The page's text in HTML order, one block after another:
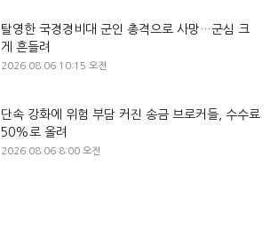
탈영한 국경경비대 군인 총격으로 사망…군심 크
게 흔들려
2026.08.06 10:15 오전
단속 강화에 위험 부담 커진 송금 브로커들, 수수료
50%로 올려
2026.08.06 8:00 오전